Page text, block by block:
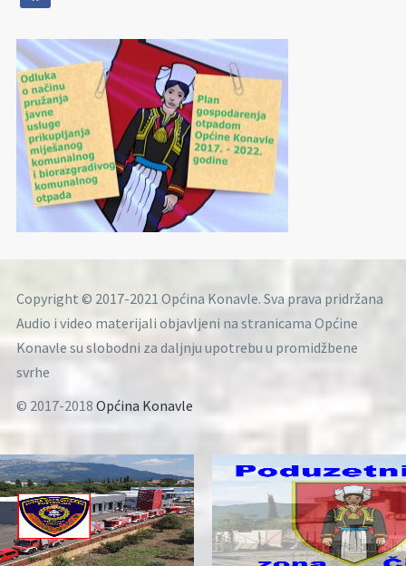
Copyright © 2017-2021 Općina Konavle. Sva prava pridržana
Audio i video materijali objavljeni na stranicama Općine
Konavle su slobodni za daljnju upotrebu u promidžbene
svrhe
© 2017-2018 Općina Konavle